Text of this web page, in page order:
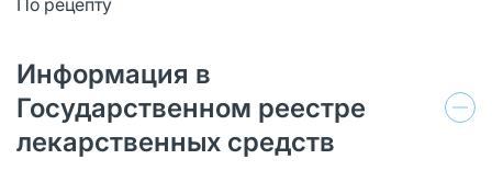
Информация в
Государственном реестре
лекарственных средств